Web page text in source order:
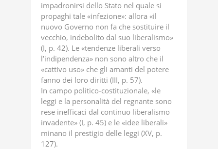
impadronirsi dello Stato nel quale si
propaghi tale «infezione»: allora «il
nuovo Governo non fa che sostituire il
vecchio, indebolito dal suo liberalismo»
(I, p. 42). Le «tendenze liberali verso
l’indipendenza» non sono altro che il
«cattivo uso» che gli amanti del potere
fanno dei loro diritti (III, p. 57).
In campo politico-costituzionale, «le
leggi e la personalità del regnante sono
rese inefficaci dal continuo liberalismo
invadente» (I, p. 45) e le «idee liberali»
minano il prestigio delle leggi (XV, p.
127).